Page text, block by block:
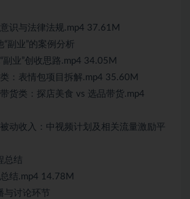
识与法律法规.mp4 37.61M
副业”的案例分析
业”创收思路.mp4 34.05M
：表情包项目拆解.mp4 35.60M
货类：探店美食 vs 选品带货.mp4
动收入：中视频计划及相关流量激励平
总结
结.mp4 14.78M
与讨论环节